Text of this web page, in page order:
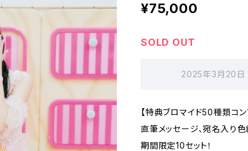
¥75,000
SOLD OUT
2025年3月20日
【特典ブロマイド50種類コン
直筆メッセージ、宛名入り
期間限定10セット！